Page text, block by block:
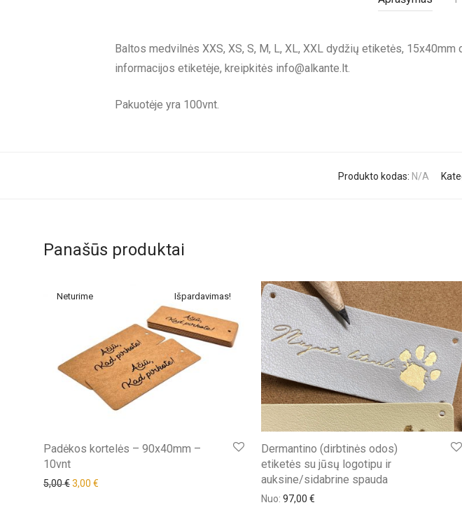
Baltos medvilnės XXS, XS, S, M, L, XL, XXL dydžių etiketės,
informacijos etiketėje, kreipkitės info@alkante.lt
Pakuotėje yra 100vnt.
Produkto kodas: N/A
Panašūs produktai
Išpardavimas!
Padėkos kortelės – 90x40mm –
10vnt
5,00€Original price was: 5,00 €.
3,00 €
Dermantino (dirbtinės odos)
etiketės su jūsų logotipu ir
auksine/sidabrine spauda
Nuo: 97,00 €